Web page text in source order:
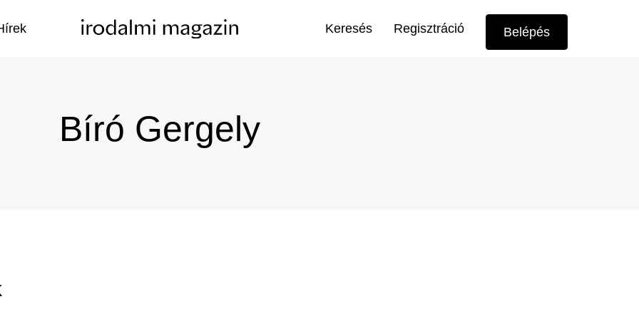
Keresés
Felhasználói
Regisztráció Belépés
Bíró Gergely